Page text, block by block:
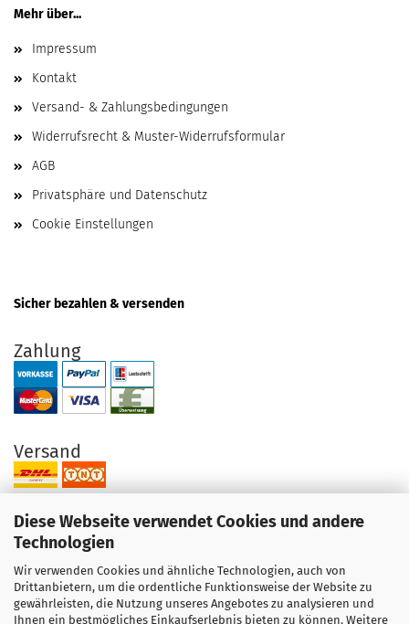
Diese Webseite verwendet Cookies und andere
Technologien
Wir verwenden Cookies und ähnliche Technologien, auch von
Drittanbietern, um die ordentliche Funktionsweise der Website zu
gewährleisten, die Nutzung unseres Angebotes zu analysieren und
Ihnen ein bestmögliches Einkaufserlebnis bieten zu können. Weitere
Mehr über...
Impressum
Kontakt
Versand- & Zahlungsbedingungen
Widerrufsrecht & Muster-Widerrufsformular
AGB
Privatsphäre und Datenschutz
Cookie Einstellungen
Sicher bezahlen & versenden
Zahlung
Versand
Ihre Vorteile bei uns
Original Produkte direkt vom Hersteller